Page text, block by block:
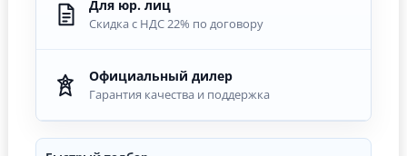
Для юр. лиц
Скидка с НДС 22% по договору
Официальный дилер
Гарантия качества и поддержка